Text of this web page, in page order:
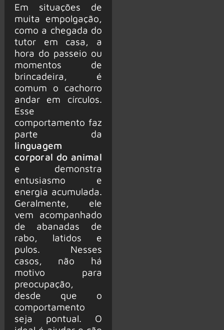
Em situações de
muita empolgação,
como a chegada do
tutor em casa, a
hora do passeio ou
momentos de
brincadeira, é
comum o cachorro
andar em círculos.
Esse
comportamento faz
parte da
linguagem
corporal do animal
e demonstra
entusiasmo e
energia acumulada.
Geralmente, ele
vem acompanhado
de abanadas de
rabo, latidos e
pulos. Nesses
casos, não há
motivo para
preocupação,
desde que o
comportamento
seja pontual. O